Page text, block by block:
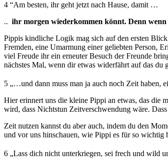
4 “Am besten, ihr geht jetzt nach Hause, damit …
.. ihr morgen wiederkommen könnt. Denn
Pippis kindliche Logik mag sich auf den ersten
Fremden, eine Umarmung einer geliebten Person,
viel Freude ihr ein erneuter Besuch der Freunde
nächstes Mal, wenn dir etwas widerfährt auf das
5 „…und dann muss man ja auch noch Zeit haben,
Hier erinnert uns die kleine Pippi an etwas, das die
wird, dass Nichtstun Zeitverschwendung wäre.
Zeit nutzen kannst du aber auch, indem du den
und vor uns hinschauen, wie Pippi es für so wichtig
6 „Lass dich nicht unterkriegen, sei frech und wild